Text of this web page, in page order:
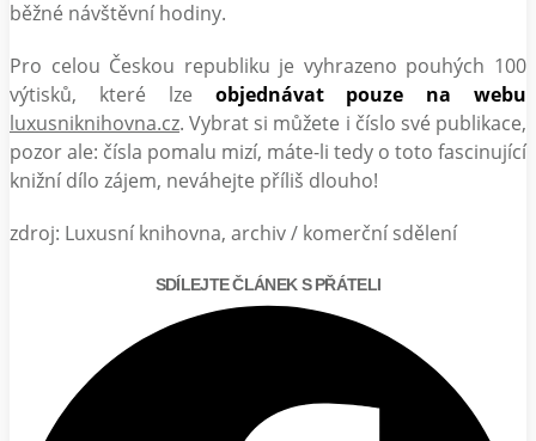
běžné návštěvní hodiny.
Pro celou Českou republiku je vyhrazeno pouhých 100
výtisků, které lze objednávat pouze na webu
luxusniknihovna.cz. Vybrat si můžete i číslo své publikace,
pozor ale: čísla pomalu mizí, máte-li tedy o toto fascinující
knižní dílo zájem, neváhejte příliš dlouho!
zdroj: Luxusní knihovna, archiv / komerční sdělení
SDÍLEJTE ČLÁNEK S PŘÁTELI